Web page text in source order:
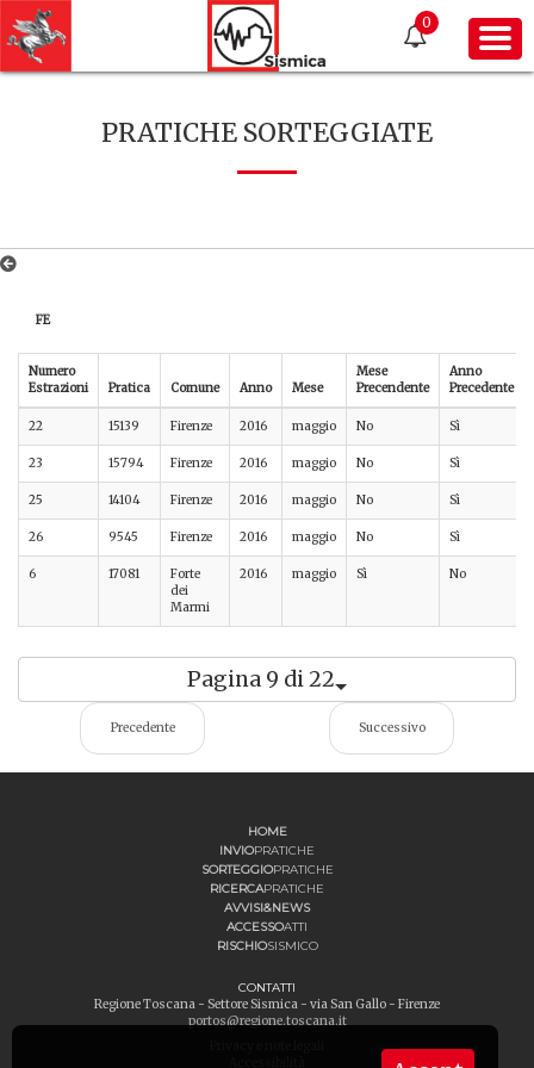
0
PRATICHE SORTEGGIATE
FE
Numero
Estrazioni
Pratica Comune Anno Mese
Mese
Precendente
Anno
Precedente
22 15139 Firenze 2016 maggio No Sì
23 15794 Firenze 2016 maggio No Sì
25 14104 Firenze 2016 maggio No Sì
26 9545 Firenze 2016 maggio No Sì
6 17081
Forte
dei
Marmi
2016 maggio Sì No
Pagina 9 di 22
Precedente Successivo
HOME
INVIOPRATICHE
SORTEGGIOPRATICHE
RICERCAPRATICHE
AVVISI&NEWS
ACCESSOATTI
RISCHIOSISMICO
CONTATTI
Regione Toscana - Settore Sismica - via San Gallo - Firenze
portos@regione.toscana.it